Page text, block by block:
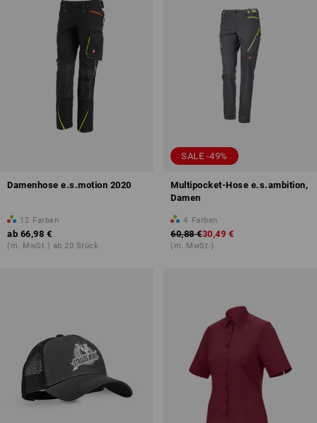
Damenhose e.s.motion 2020
12 Farben
ab 66,98 €
(m. MwSt.) ab 20 Stück
SALE -49%
Multipocket-Hose e.s.ambition,
Damen
4 Farben
60,88 €30,49 €
(m. MwSt.)